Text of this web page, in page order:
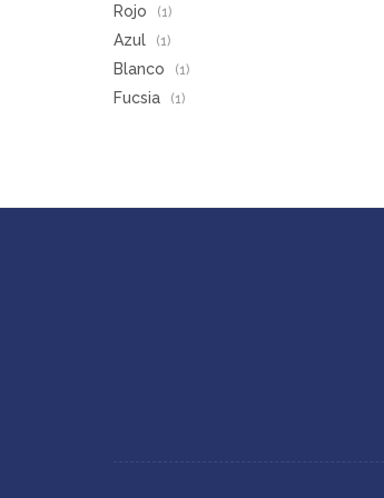
Rojo (1)
Azul (1)
Blanco (1)
Fucsia (1)